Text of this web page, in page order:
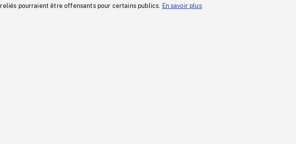
reliés pourraient être offensants pour certains publics.
En savoir plus